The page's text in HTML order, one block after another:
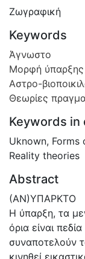
Ζωγραφική
Keywords
Άγνωστο
Μορφή ύπαρξης
Αστρο-
Θεωρίες
Keywords in
Uknown, Forms
Reality theories
Abstract
(ΑΝ)ΥΠΑΡΚΤΟ
Η ύπαρξη, τα
όρια είναι
συναποτελούν
κινηθεί